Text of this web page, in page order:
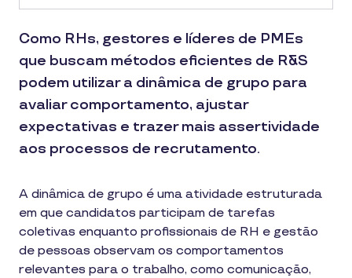
Como RHs, gestores e líderes de PMEs
que buscam métodos eficientes de R&S
podem utilizar a dinâmica de grupo para
avaliar comportamento, ajustar
expectativas e trazer mais assertividade
aos processos de recrutamento.
A dinâmica de grupo é uma atividade estruturada
em que candidatos participam de tarefas
coletivas enquanto profissionais de RH e gestão
de pessoas observam os comportamentos
relevantes para o trabalho, como comunicação,